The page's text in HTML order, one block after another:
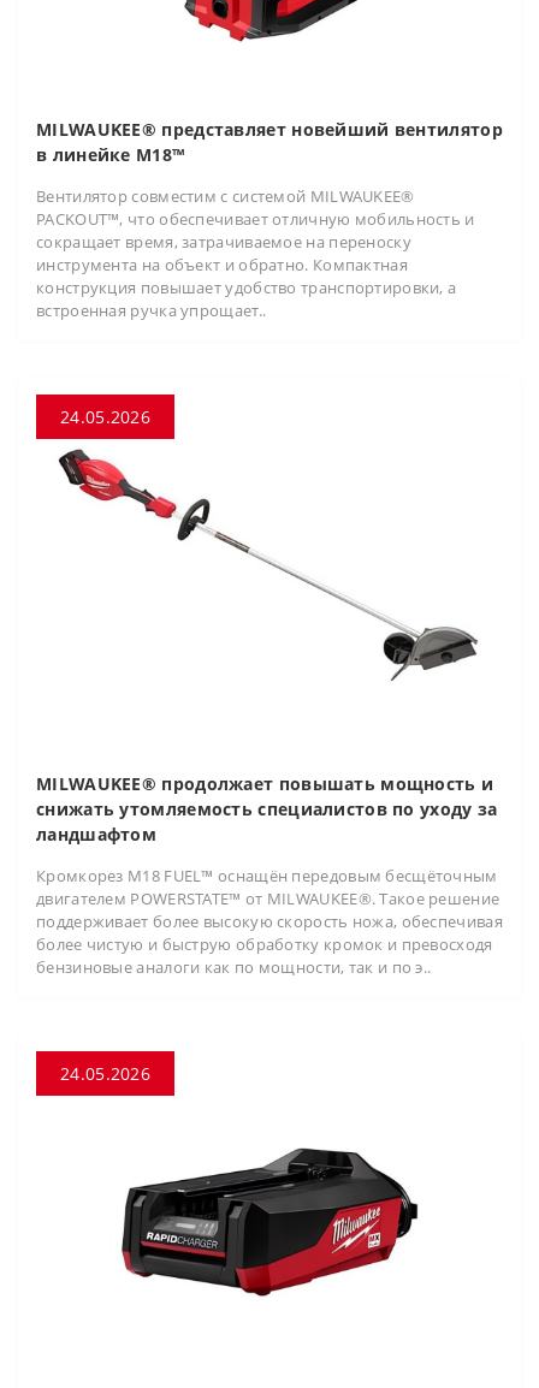
MILWAUKEE® представляет новейший вентилятор
в линейке M18™
Вентилятор совместим с системой MILWAUKEE®
PACKOUT™, что обеспечивает отличную мобильность и
сокращает время, затрачиваемое на переноску
инструмента на объект и обратно. Компактная
конструкция повышает удобство транспортировки, а
встроенная ручка упрощает..
24.05.2026
MILWAUKEE® продолжает повышать мощность и
снижать утомляемость специалистов по уходу за
ландшафтом
Кромкорез M18 FUEL™ оснащён передовым бесщёточным
двигателем POWERSTATE™ от MILWAUKEE®. Такое решение
поддерживает более высокую скорость ножа, обеспечивая
более чистую и быструю обработку кромок и превосходя
бензиновые аналоги как по мощности, так и по э..
24.05.2026